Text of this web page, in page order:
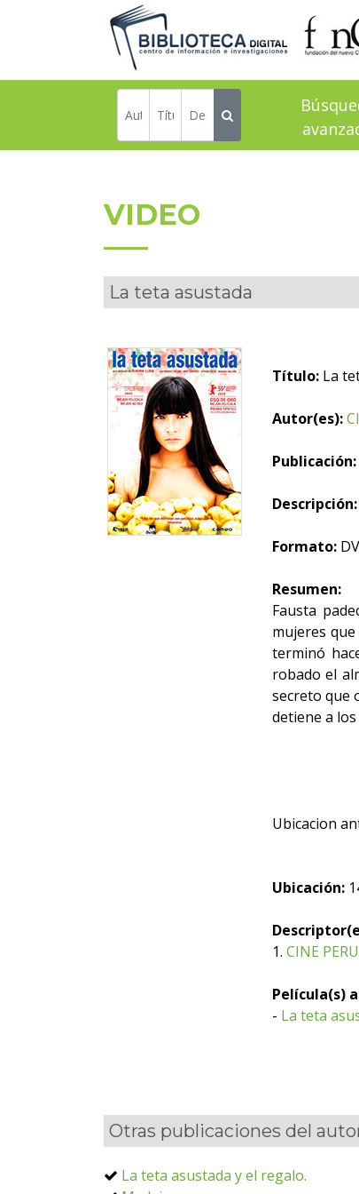
VIDEO
La teta asustada
Título: La
Autor(es):
Publicación:
Descripción:
Formato:
Resumen:
Fausta
mujeres
terminó
robado el
secreto que
detiene a
Ubicacion
Ubicación:
1. CINE
Película(s)
- La teta
Otras publicaciones del
La teta asustada y el regalo.